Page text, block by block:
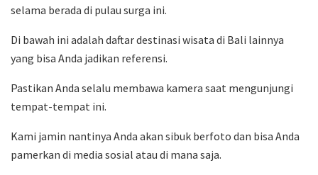
selama berada di pulau surga ini.
Di bawah ini adalah daftar destinasi wisata di Bali lainnya
yang bisa Anda jadikan referensi.
Pastikan Anda selalu membawa kamera saat mengunjungi
tempat-tempat ini.
Kami jamin nantinya Anda akan sibuk berfoto dan bisa Anda
pamerkan di media sosial atau di mana saja.